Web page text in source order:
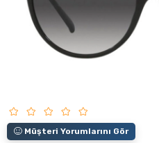
Müşteri Yorumlarını Gör